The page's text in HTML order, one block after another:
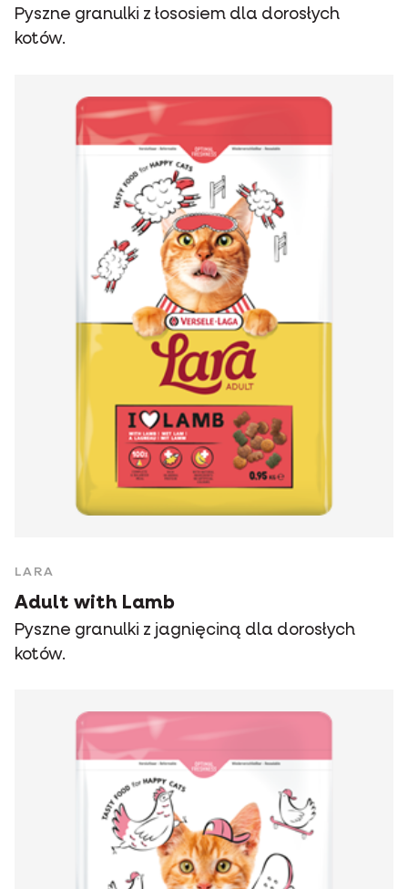
Pyszne granulki z łososiem dla dorosłych
kotów.
LARA
Adult with Lamb
Pyszne granulki z jagnięciną dla dorosłych
kotów.